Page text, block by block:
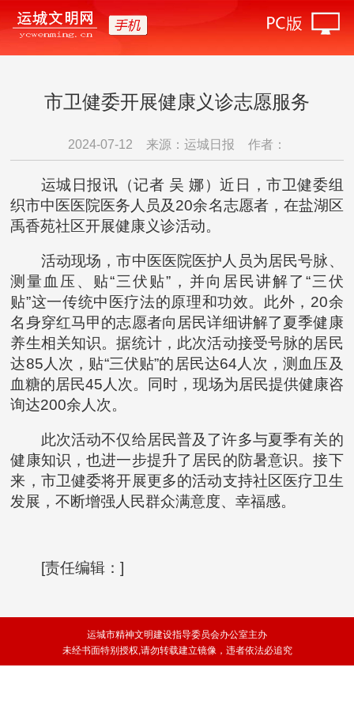
市卫健委开展健康义诊志愿服务
2024-07-12 来源：运城日报 作者：
运城日报讯（记者 吴 娜）近日，市卫健委组
织市中医医院医务人员及20余名志愿者，在盐湖区
禹香苑社区开展健康义诊活动。
活动现场，市中医医院医护人员为居民号脉、
测量血压、贴“三伏贴”，并向居民讲解了“三伏
贴”这一传统中医疗法的原理和功效。此外，20余
名身穿红马甲的志愿者向居民详细讲解了夏季健康
养生相关知识。据统计，此次活动接受号脉的居民
达85人次，贴“三伏贴”的居民达64人次，测血压及
血糖的居民45人次。同时，现场为居民提供健康咨
询达200余人次。
此次活动不仅给居民普及了许多与夏季有关的
健康知识，也进一步提升了居民的防暑意识。接下
来，市卫健委将开展更多的活动支持社区医疗卫生
发展，不断增强人民群众满意度、幸福感。
[责任编辑：]
运城市精神文明建设指导委员会办公室主办
未经书面特别授权,请勿转载建立镜像，违者依法必追究